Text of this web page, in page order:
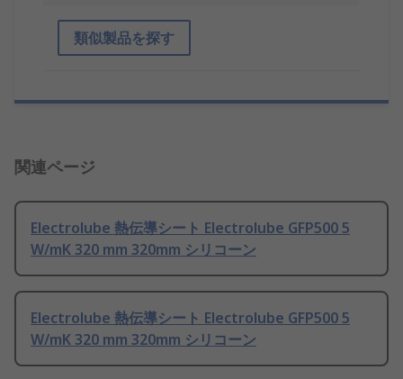
類似製品を探す
関連ページ
Electrolube 熱伝導シート Electrolube GFP500 5
W/mK 320 mm 320mm シリコーン
Electrolube 熱伝導シート Electrolube GFP500 5
W/mK 320 mm 320mm シリコーン